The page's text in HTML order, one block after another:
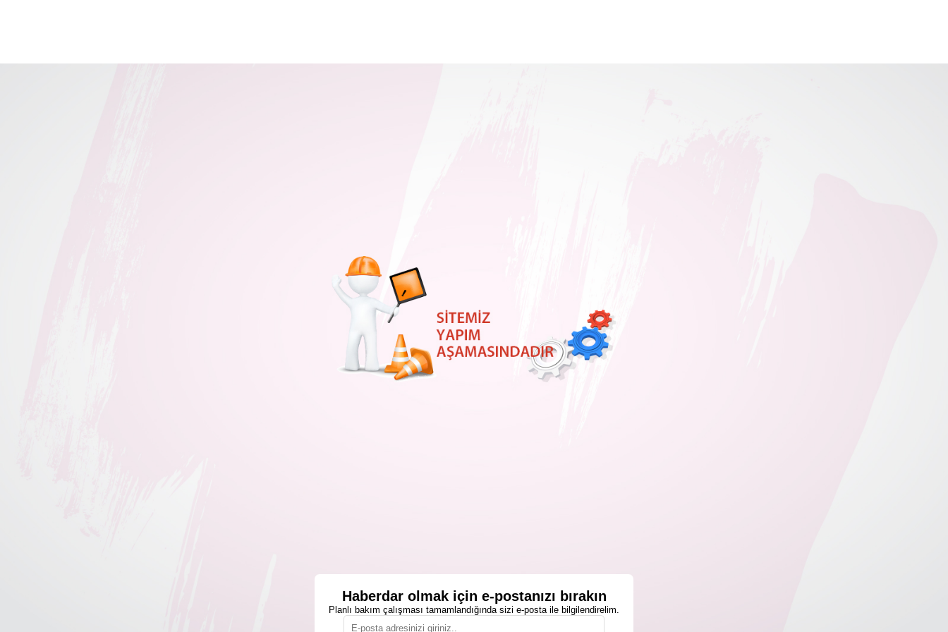
Haberdar olmak için e-postanızı bırakın
Planlı bakım çalışması tamamlandığında sizi e-posta ile bilgilendirelim.